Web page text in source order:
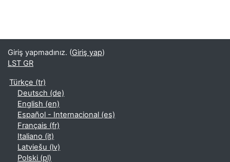
Giriş yapmadınız. (Giriş yap)
LST GR
Türkçe ‎(tr)‎
Deutsch ‎(de)‎
English ‎(en)‎
Español - Internacional ‎(es)‎
Français ‎(fr)‎
Italiano ‎(it)‎
Latviešu ‎(lv)‎
Polski ‎(pl)‎